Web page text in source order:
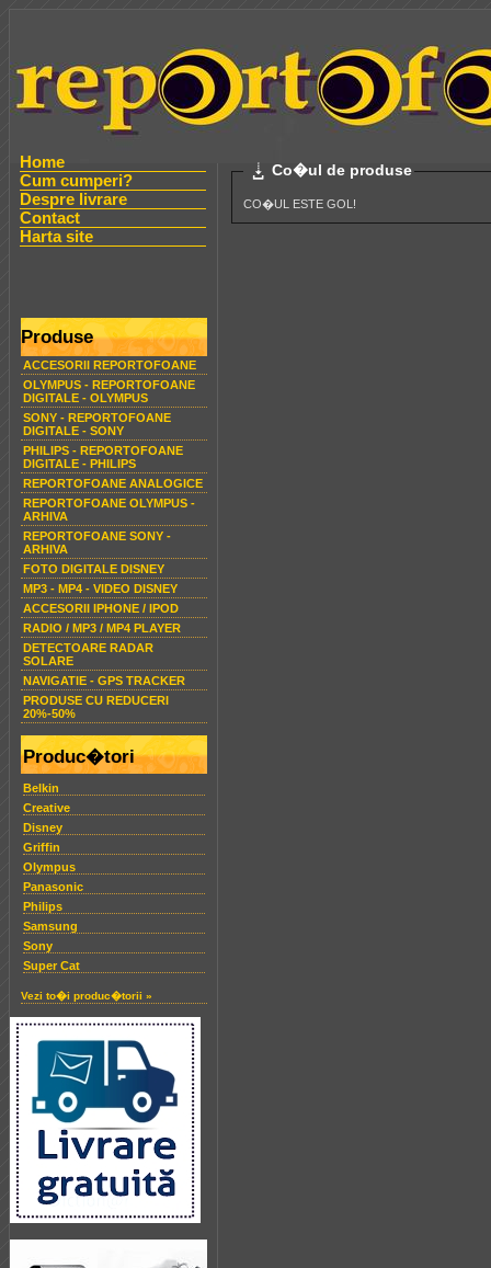
Home
Cum cumperi?
Despre livrare
Contact
Harta site
Produse
ACCESORII REPORTOFOANE
OLYMPUS - REPORTOFOANE
DIGITALE - OLYMPUS
SONY - REPORTOFOANE
DIGITALE - SONY
PHILIPS - REPORTOFOANE
DIGITALE - PHILIPS
REPORTOFOANE ANALOGICE
REPORTOFOANE OLYMPUS -
ARHIVA
REPORTOFOANE SONY -
ARHIVA
FOTO DIGITALE DISNEY
MP3 - MP4 - VIDEO DISNEY
ACCESORII IPHONE / IPOD
RADIO / MP3 / MP4 PLAYER
DETECTOARE RADAR
SOLARE
NAVIGATIE - GPS TRACKER
PRODUSE CU REDUCERI
20%-50%
Produc�tori
Belkin
Creative
Disney
Griffin
Olympus
Panasonic
Philips
Samsung
Sony
Super Cat
Vezi to�i produc�torii »
Co�ul de produse
CO�UL ESTE GOL!